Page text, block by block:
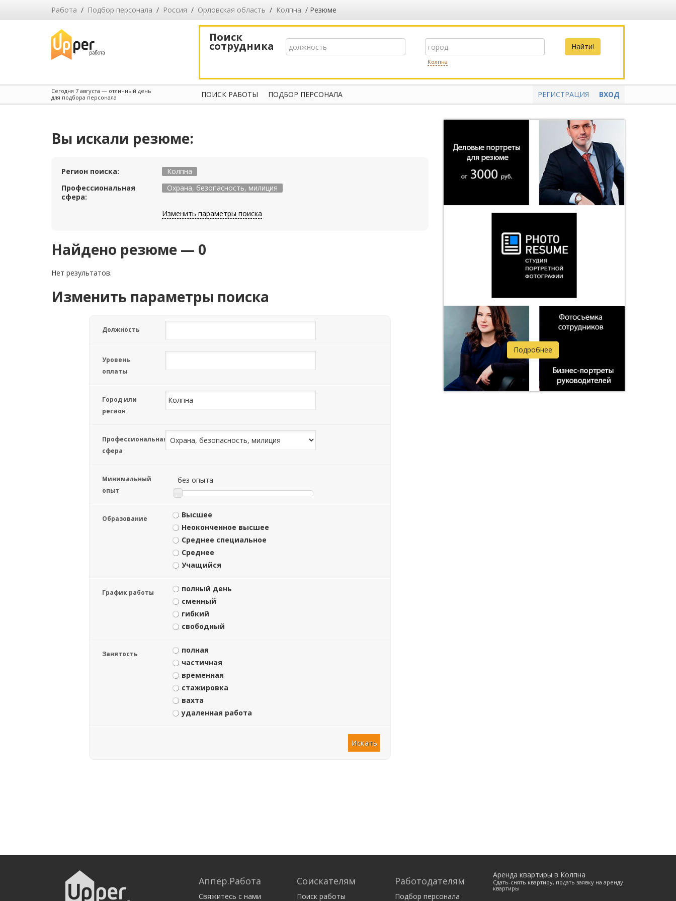
Работа / Подбор персонала / Россия / Орловская область / Колпна / Резюме
Поиск
сотрудника
Колпна
Сегодня 7 августа — отличный день
для подбора персонала
ПОИСК РАБОТЫ ПОДБОР ПЕРСОНАЛА ВХОД
РЕГИСТРАЦИЯ
Вы искали резюме:
Регион поиска:
Колпна
Профессиональная
сфера:
Охрана, безопасность, милиция
Изменить параметры поиска
Найдено резюме — 0
Нет результатов.
Изменить параметры поиска
Должность
Уровень
оплаты
Город или
регион
Профессиональная
сфера
Минимальный
опыт
без опыта
Образование
Высшее
Неоконченное высшее
Среднее специальное
Среднее
Учащийся
График работы
полный день
сменный
гибкий
свободный
Занятость
полная
частичная
временная
стажировка
вахта
удаленная работа
Подробнее
Аппер.Работа
Свяжитесь с нами
Соискателям
Поиск работы
Работодателям
Подбор персонала
Аренда квартиры в Колпна
Сдать-снять квартиру, подать заявку на аренду
квартиры